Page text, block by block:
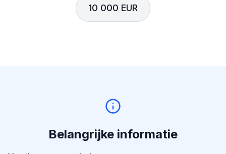
10 000 EUR
Belangrijke informatie